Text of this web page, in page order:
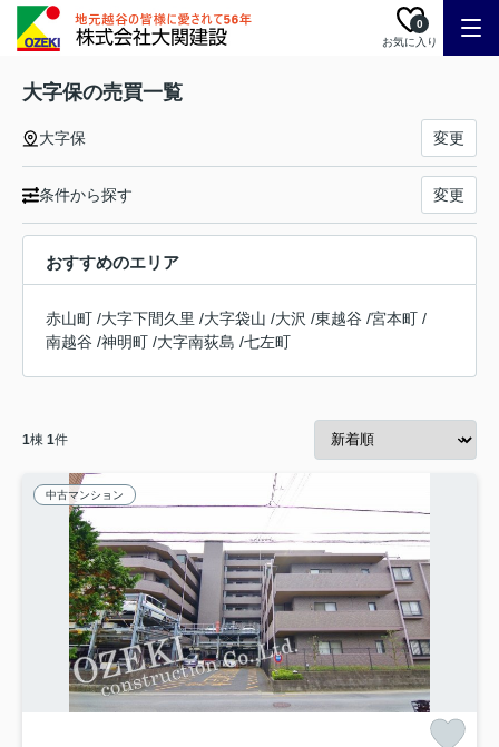
お気に入り
0
大字保の売買一覧
大字保 変更
条件から探す 変更
おすすめのエリア
赤山町 /大字下間久里 /大字袋山 /大沢 /東越谷 /宮本町 /
南越谷 /神明町 /大字南荻島 /七左町
1棟 1件
中古マンション